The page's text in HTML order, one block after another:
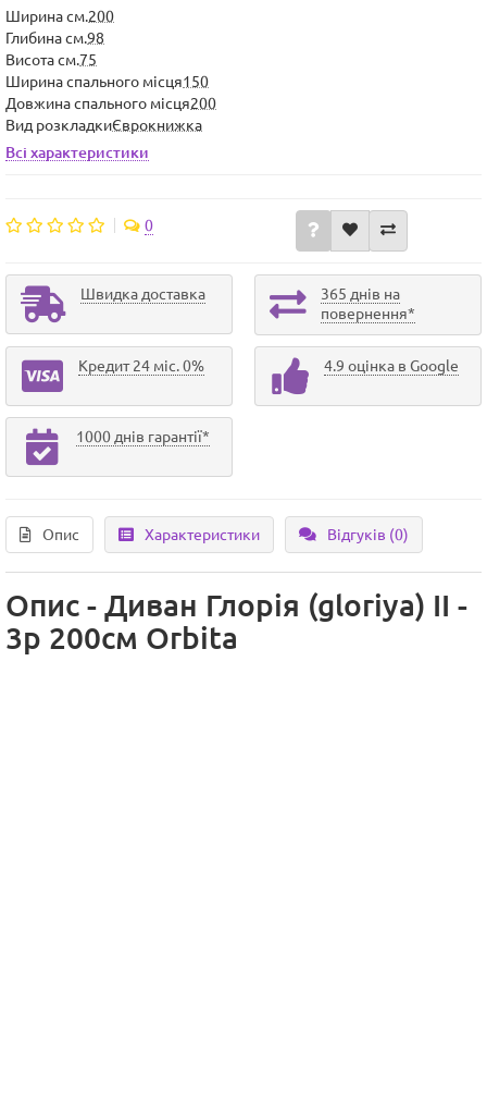
Ширина см.200
Глибина см.98
Висота см.75
Ширина спального місця150
Довжина спального місця200
Вид розкладкиЄврокнижка
Всі характеристики
0
Швидка доставка
365 днів на
повернення*
Кредит 24 міс. 0% 4.9 оцінка в Google
1000 днів гарантії*
Опис Характеристики Відгуків (0)
Опис - Диван Глорія (gloriya) ІІ -
3р 200см Orbita